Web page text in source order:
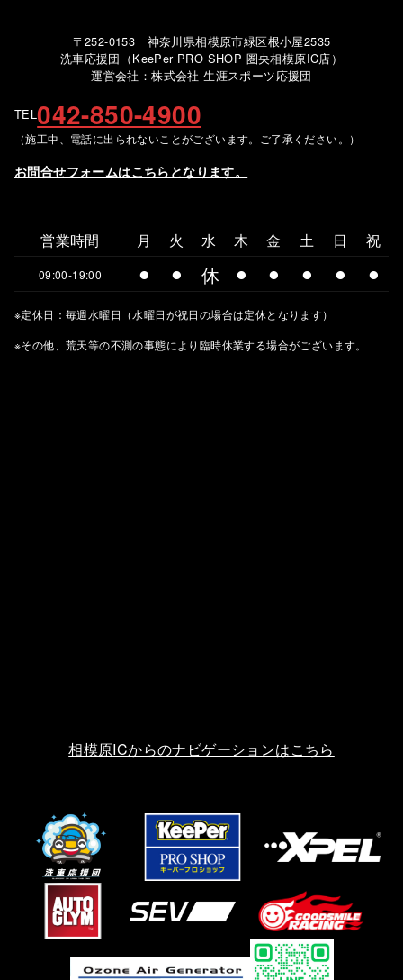
〒252-0153 神奈川県相模原市緑区根小屋2535
洗車応援団（KeePer PRO SHOP 圏央相模原IC店）
運営会社：株式会社 生涯スポーツ応援団
TEL042-850-4900
（施工中、電話に出られないことがございます。ご了承ください。）
お問合せフォームはこちらとなります。
営業時間 月 火 水 木 金 土 日 祝
09:00-19:00 ⚫︎ ⚫︎ 休 ⚫︎ ⚫︎ ⚫︎ ⚫︎ ⚫︎
※定休日：毎週水曜日（水曜日が祝日の場合は定休となります）
※その他、荒天等の不測の事態により臨時休業する場合がございます。
相模原ICからのナビゲーションはこちら